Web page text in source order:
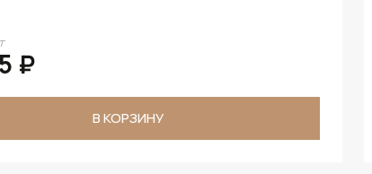
₽
В КОРЗИНУ